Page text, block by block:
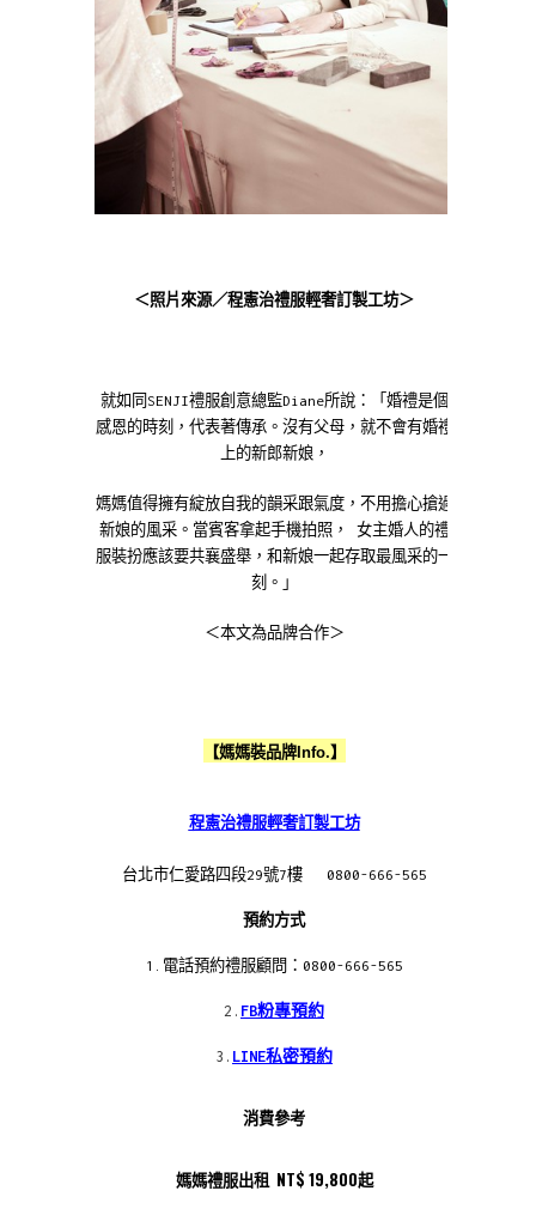
＜照片來源／程憲治禮服輕奢訂製工坊＞
就如同SENJI禮服創意總監Diane所說：「婚禮是個
感恩的時刻，代表著傳承。沒有父母，就不會有婚禮
上的新郎新娘，
媽媽值得擁有綻放自我的韻采跟氣度，不用擔心搶過
新娘的風采。當賓客拿起手機拍照， 女主婚人的禮
服裝扮應該要共襄盛舉，和新娘一起存取最風采的一
刻。」
＜本文為品牌合作＞
【媽媽裝品牌Info.】
程憲治禮服輕奢訂製工坊
台北市仁愛路四段29號7樓 0800-666-565
預約方式
1.電話預約禮服顧問：0800-666-565
2. FB粉專預約
3. LINE私密預約
消費參考
媽媽禮服出租 NT$ 19,800起